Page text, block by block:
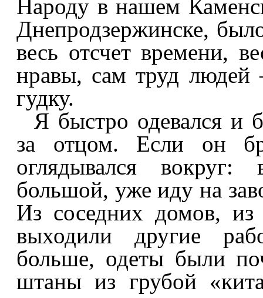
Народу в нашем
Днепродзержинске,
весь отсчет времени,
нравы, сам труд
гудку.
Я быстро одевался и
за отцом. Если он
оглядывался
большой, уже иду на
Из соседних домов, из
выходили другие
больше, одеты были
штаны из грубой